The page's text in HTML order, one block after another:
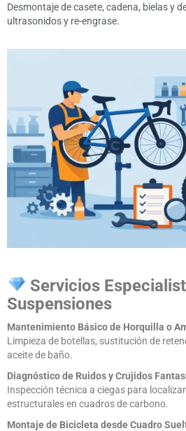
Desmontaje de casete, cadena, bielas y
ultrasonidos y re-engrase.
Servicios
Suspensiones
Mantenimiento Básico de Horquilla o
Limpieza de botellas, sustitución de
aceite de baño.
Diagnóstico de Ruidos y Crujidos
Inspección técnica a ciegas para
estructurales en cuadros de carbono.
Montaje de Bicicleta desde Cuadro